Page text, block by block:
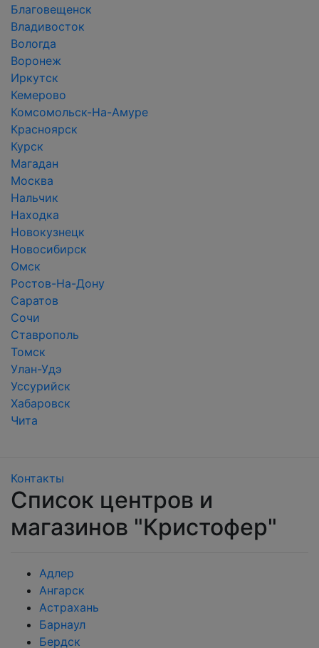
Благовещенск
Владивосток
Вологда
Воронеж
Иркутск
Кемерово
Комсомольск-На-Амуре
Красноярск
Курск
Магадан
Москва
Нальчик
Находка
Новокузнецк
Новосибирск
Омск
Ростов-На-Дону
Саратов
Сочи
Ставрополь
Томск
Улан-Удэ
Уссурийск
Хабаровск
Чита
Контакты
Список центров и
магазинов "Кристофер"
Адлер
Ангарск
Астрахань
Барнаул
Бердск